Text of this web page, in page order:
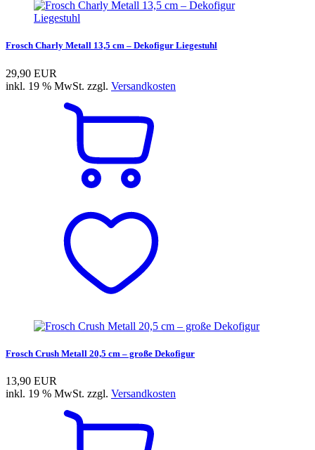
Frosch Charly Metall 13,5 cm – Dekofigur Liegestuhl
29,90 EUR
inkl. 19 % MwSt. zzgl. Versandkosten
Frosch Crush Metall 20,5 cm – große Dekofigur
13,90 EUR
inkl. 19 % MwSt. zzgl. Versandkosten